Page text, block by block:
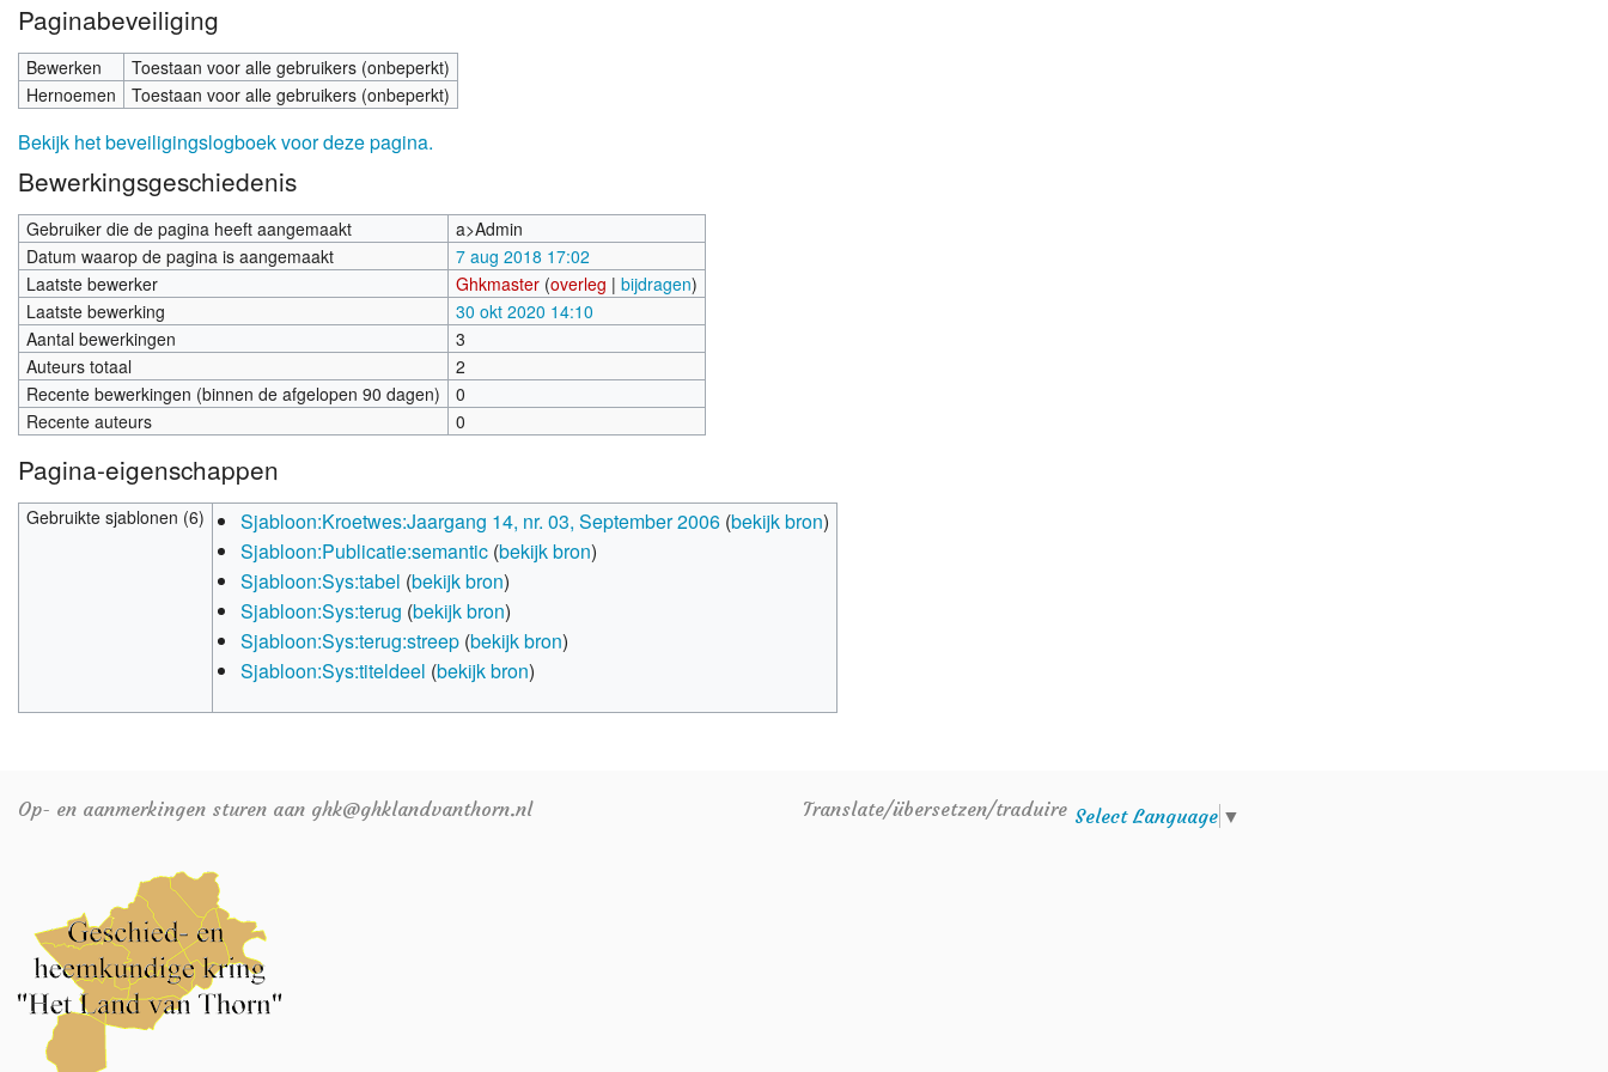
Paginabeveiliging
Bewerken
Toestaan voor alle gebruikers (onbeperkt)
Hernoemen
Toestaan voor alle gebruikers (onbeperkt)
Bekijk het beveiligingslogboek voor deze pagina.
Bewerkingsgeschiedenis
Gebruiker die de pagina heeft aangemaakt
a>Admin
Datum waarop de pagina is aangemaakt
7 aug 2018 17:02
Laatste bewerker
Ghkmaster (overleg | bijdragen)
Laatste bewerking
30 okt 2020 14:10
Aantal bewerkingen
3
Auteurs totaal
2
Recente bewerkingen (binnen de afgelopen 90 dagen)
0
Recente auteurs
0
Pagina-eigenschappen
Gebruikte sjablonen (6) Sjabloon:Kroetwes:Jaargang 14, nr. 03, September 2006 (bekijk bron)
Sjabloon:Publicatie:semantic (bekijk bron)
Sjabloon:Sys:tabel (bekijk bron)
Sjabloon:Sys:terug (bekijk bron)
Sjabloon:Sys:terug:streep (bekijk bron)
Sjabloon:Sys:titeldeel (bekijk bron)
Op- en aanmerkingen sturen aan ghk@ghklandvanthorn.nl Translate/übersetzen/traduire Select Language ▼